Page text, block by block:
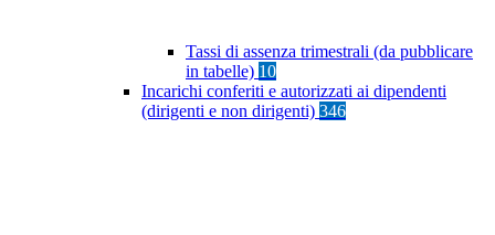
Tassi di assenza trimestrali (da pubblicare
in tabelle) 10
Incarichi conferiti e autorizzati ai dipendenti
(dirigenti e non dirigenti) 346